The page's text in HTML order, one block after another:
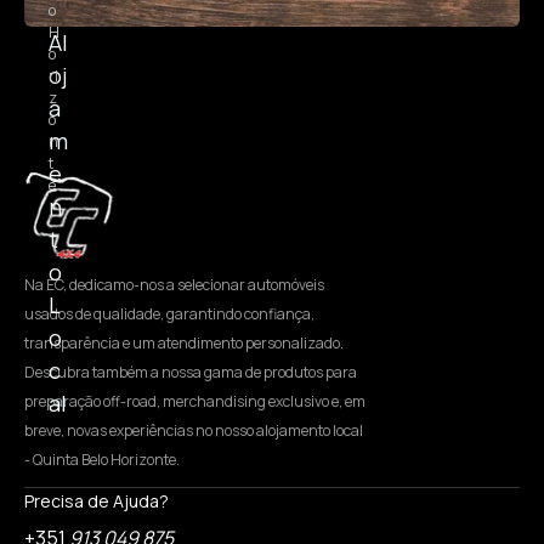
Al
oj
a
m
e
n
t
o
L
o
c
al
o
H
o
ri
z
o
n
t
e
Na EC, dedicamo-nos a selecionar automóveis
usados de qualidade, garantindo confiança,
transparência e um atendimento personalizado.
Descubra também a nossa gama de produtos para
preparação off-road, merchandising exclusivo e, em
breve, novas experiências no nosso alojamento local
- Quinta Belo Horizonte.
Precisa de Ajuda?
+351 913 049 875